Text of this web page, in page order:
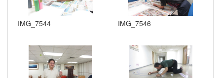
IMG_7544 IMG_7546